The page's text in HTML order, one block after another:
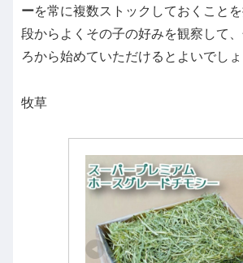
ーを常に複数ストックしておくこと
段からよくその子の好みを観察して
ろから始めていただけるとよいでしょ
牧草